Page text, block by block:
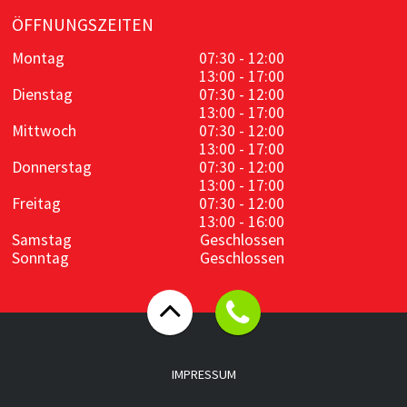
ÖFFNUNGSZEITEN
Montag
07:30 - 12:00
13:00 - 17:00
Dienstag
07:30 - 12:00
13:00 - 17:00
Mittwoch
07:30 - 12:00
13:00 - 17:00
Donnerstag
07:30 - 12:00
13:00 - 17:00
Freitag
07:30 - 12:00
13:00 - 16:00
Samstag
Geschlossen
Sonntag
Geschlossen
IMPRESSUM